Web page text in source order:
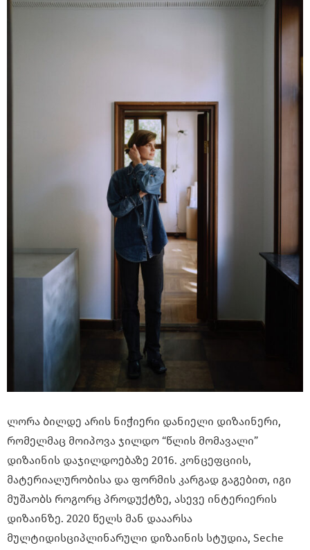
ლორა ბილდე არის ნიჭიერი დანიელი დიზაინერი,
რომელმაც მოიპოვა ჯილდო “წლის მომავალი”
დიზაინის დაჯილდოებაზე 2016. კონცეფციის,
მატერიალურობისა და ფორმის კარგად გაგებით, იგი
მუშაობს როგორც პროდუქტზე, ასევე ინტერიერის
დიზაინზე. 2020 წელს მან დააარსა
მულტიდისციპლინარული დიზაინის სტუდია, Seche